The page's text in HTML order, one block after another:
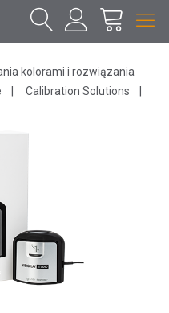
kolorami i rozwiązania
Calibration Solutions